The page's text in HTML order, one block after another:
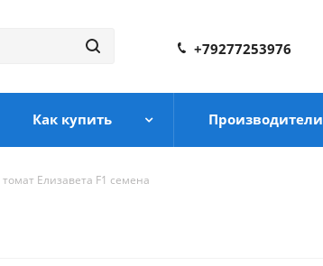
+79277253976
Как купить Производители
томат Елизавета F1 семена